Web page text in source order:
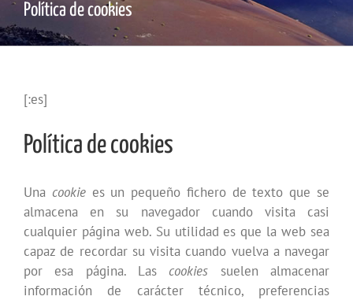
Política de cookies
[:es]
Política de cookies
Una cookiees un pequeño fichero de texto que se
almacena en su navegador cuando visita casi
cualquier página web. Su utilidad es que la web sea
capaz de recordar su visita cuando vuelva a navegar
por esa página. Las cookies suelen almacenar
información de carácter técnico, preferencias